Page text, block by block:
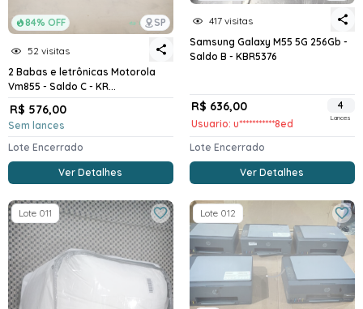
84% OFF SP
52 visitas
2 Babas e letrônicas Motorola
Vm855 - Saldo C - KR...
R$ 576,00
Sem lances
Lote Encerrado
Ver Detalhes
417 visitas
Samsung Galaxy M55 5G 256Gb -
Saldo B - KBR5376
R$ 636,00
Usuario: u***********8ed
4
Lances
Lote Encerrado
Ver Detalhes
Lote 011 Lote 012